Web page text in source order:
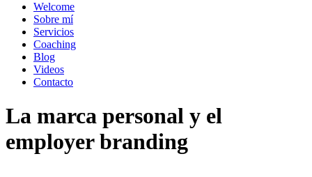
Welcome
Sobre mí
Servicios
Coaching
Blog
Videos
Contacto
La marca personal y el
employer branding